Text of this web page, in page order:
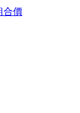
合價